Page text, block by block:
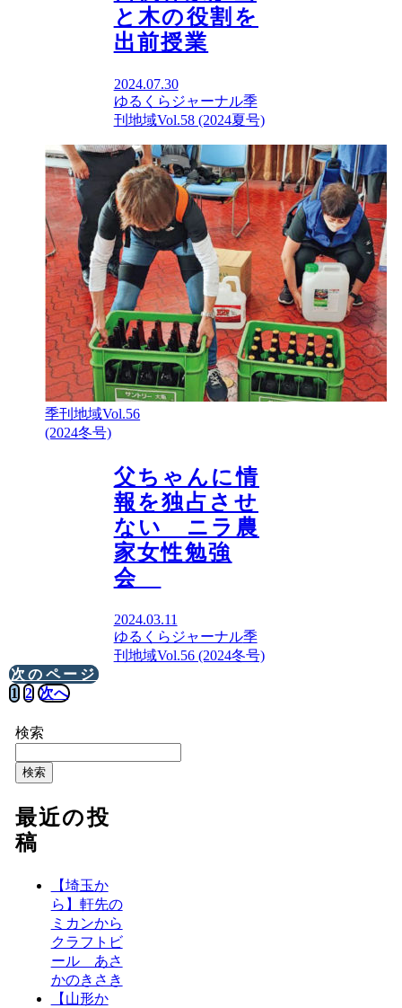
と木の役割を
出前授業
2024.07.30
ゆるくらジャーナル季
刊地域Vol.58 (2024夏号)
季刊地域Vol.56
(2024冬号)
父ちゃんに情
報を独占させ
ない ニラ農
家女性勉強
会
2024.03.11
ゆるくらジャーナル季
刊地域Vol.56 (2024冬号)
次のページ
1 2 次へ
検索
検索
最近の投
稿
【埼玉か
ら】軒先の
ミカンから
クラフトビ
ール あさ
かのきさき
【山形か